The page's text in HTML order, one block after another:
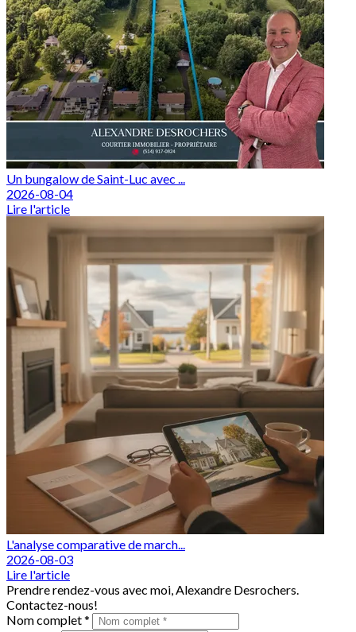
Un bungalow de Saint-Luc avec ...
2026-08-04
Lire l'article
L'analyse comparative de march...
2026-08-03
Lire l'article
Prendre rendez-vous avec moi, Alexandre Desrochers.
Contactez-nous!
Nom complet *